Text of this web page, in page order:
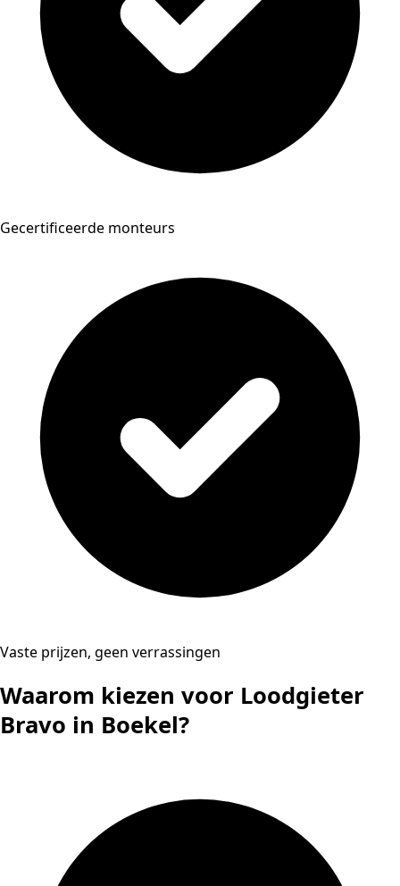
Gecertificeerde monteurs
Vaste prijzen, geen verrassingen
Waarom kiezen voor Loodgieter
Bravo in Boekel?